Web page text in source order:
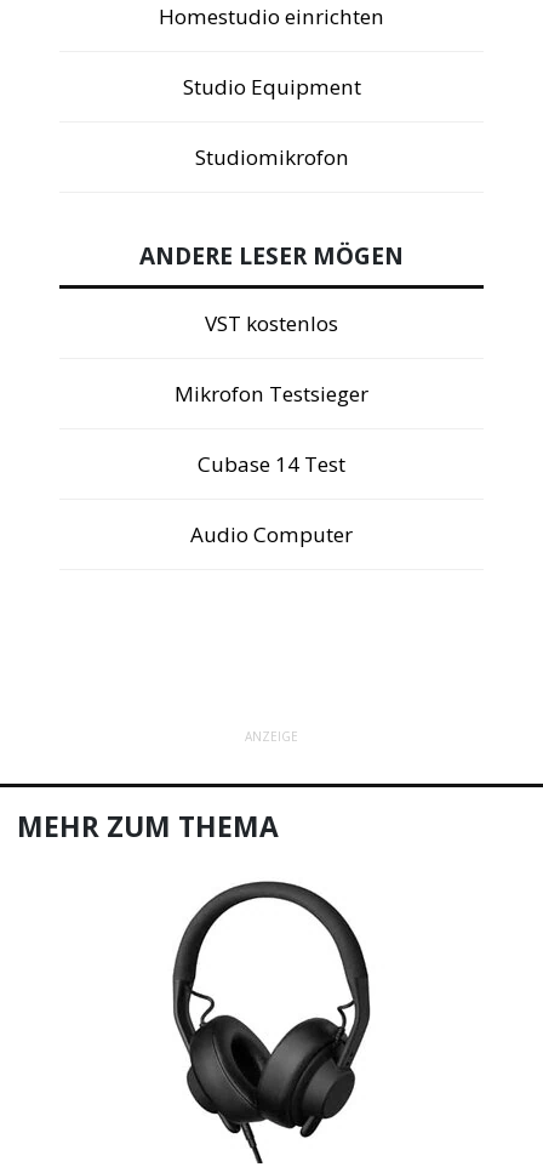
Homestudio einrichten
Studio Equipment
Studiomikrofon
ANDERE LESER MÖGEN
VST kostenlos
Mikrofon Testsieger
Cubase 14 Test
Audio Computer
ANZEIGE
MEHR ZUM THEMA